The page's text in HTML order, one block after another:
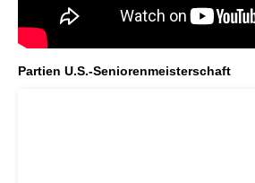
Partien U.S.-Seniorenmeisterschaft